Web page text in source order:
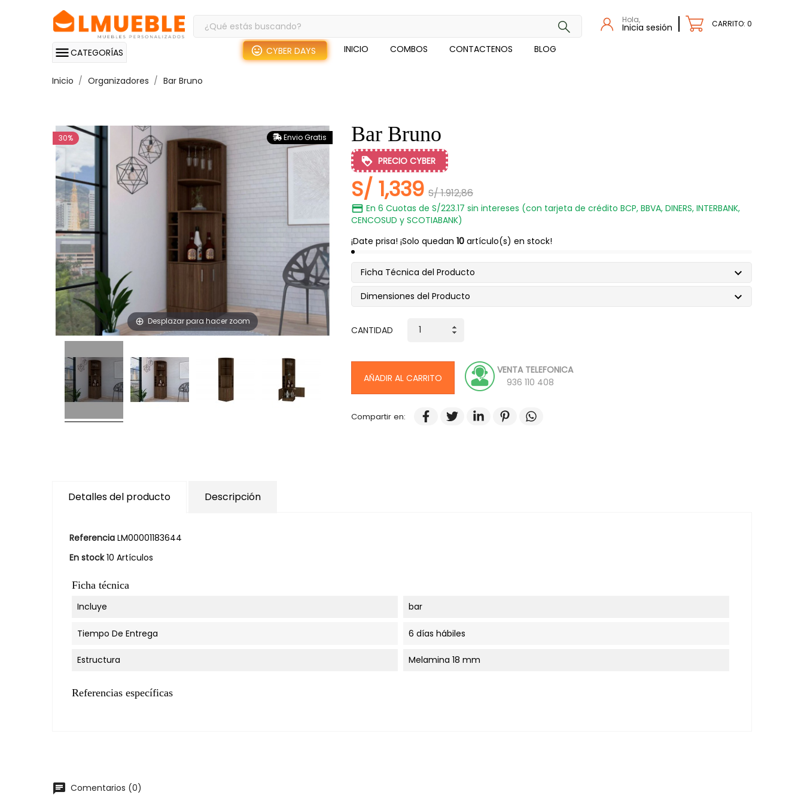
Hola,
Inicia sesión CARRITO: 0
CYBER DAYS INICIO
CATEGORÍAS COMBOS CONTACTENOS BLOG
Inicio Organizadores Bar Bruno
Envio Gratis
30%
Desplazar para hacer zoom
Bar Bruno
PRECIO CYBER
S/ 1,339 S/ 1.912,86
En 6 Cuotas de S/223.17 sin intereses (con tarjeta de crédito BCP, BBVA, DINERS, INTERBANK,
CENCOSUD y SCOTIABANK)
¡Date prisa! ¡Solo quedan 10 artículo(s) en stock!
Ficha Técnica del Producto 
Dimensiones del Producto 
CANTIDAD
AÑADIR AL CARRITO
VENTA TELEFONICA
936 110 408
Compartir en:
Detalles del producto Descripción
Referencia LM00001183644
En stock 10 Artículos
Ficha técnica
Incluye
bar
Tiempo De Entrega 6 días hábiles
Estructura Melamina 18 mm
Referencias específicas
chat Comentarios (0)